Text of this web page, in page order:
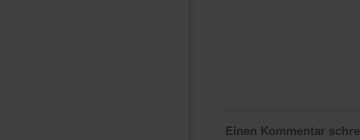
Einen Kommentar